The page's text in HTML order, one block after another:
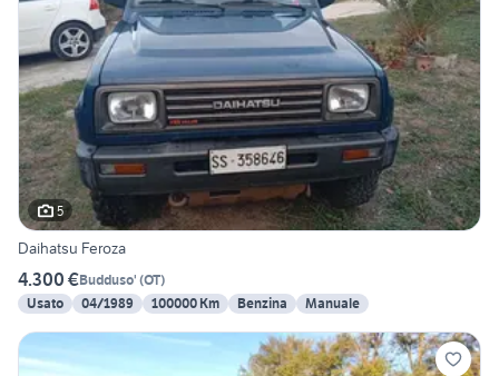
5
Daihatsu Feroza
4.300 €Budduso' (OT)
Usato
04/1989 100000 Km Benzina Manuale